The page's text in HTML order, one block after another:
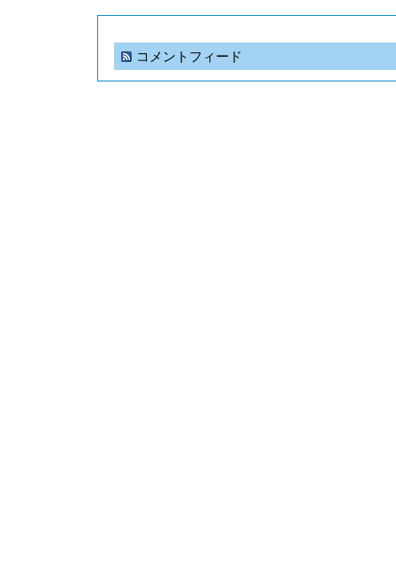
コメントフィード